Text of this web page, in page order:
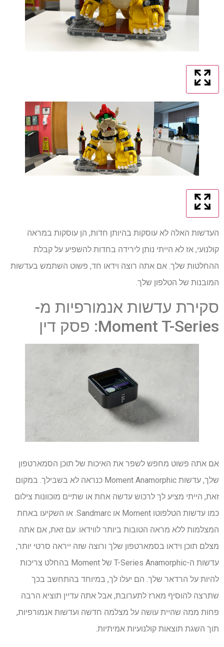
העדשות האלה לא עוסקות בהיותן חדות, הן עוסקות במראה
קולנועי, אז לא הייתי נותן לירידה בחדות להשפיע על קבלת
ההחלטות שלך. אם אתה רוצה וידאו חד, פשוט השתמש בעדשות
המובנות של הטלפון שלך.
סקירת עדשות אנמורפיות מ-
Moment T-Series: פסק דין
אם אתה פשוט מחפש לשפר את האיכות של תוכן הסמארטפון
שלך, עדשות Moment Anamorphic כנראה לא בשבילך. במקום
זאת, הייתי מציע לך לרכוש עדשה אחת או שתיים מוכוונות צילום
כמו עדשות הטלפוטו Moment או Sandmarc. או השקיעו באחת
המצלמות ללא מראה הטובות ביותר לווידאו. עם זאת, אם אתה
מצלם תוכן וידאו בסמארטפון שלך ורוצה שזה ייראה סרטי יותר,
עדשות ה-T-Series Anamorphic של Moment בהחלט צריכות
להיות על הרדאר שלך. הם יעלו לך, במיוחד בהתחשב בכך
שתרצה להוסיף מארז לתערובת, אבל אתה עדיין תוציא הרבה
פחות ממה שהיית עושה על מצלמה חדשה ועדשות אנמורפיות,
תוך השגת תוצאות קולנועיות אמיתיות.